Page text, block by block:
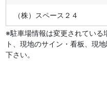
（株）スペース２４
※駐車場情報は変更されている
ト、現地のサイン・看板、現
下さい。